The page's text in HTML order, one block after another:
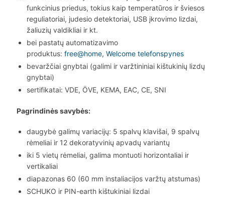
funkcinius priedus, tokius kaip temperatūros ir šviesos
reguliatoriai, judesio detektoriai, USB įkrovimo lizdai,
žaliuzių valdikliai ir kt.
bei pastatų automatizavimo
produktus: free@home, Welcome telefonspynes
bevaržčiai gnybtai (galimi ir varžtininiai kištukinių lizdų
gnybtai)
sertifikatai: VDE, ÖVE, KEMA, EAC, CE, SNI
Pagrindinės savybės:
daugybė galimų variacijų: 5 spalvų klavišai, 9 spalvų
rėmeliai ir 12 dekoratyvinių apvadų variantų
iki 5 vietų rėmeliai, galima montuoti horizontaliai ir
vertikaliai
diapazonas 60 (60 mm instaliacijos varžtų atstumas)
SCHUKO ir PIN-earth kištukiniai lizdai